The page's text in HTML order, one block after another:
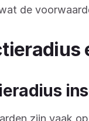
de
zijn vaak